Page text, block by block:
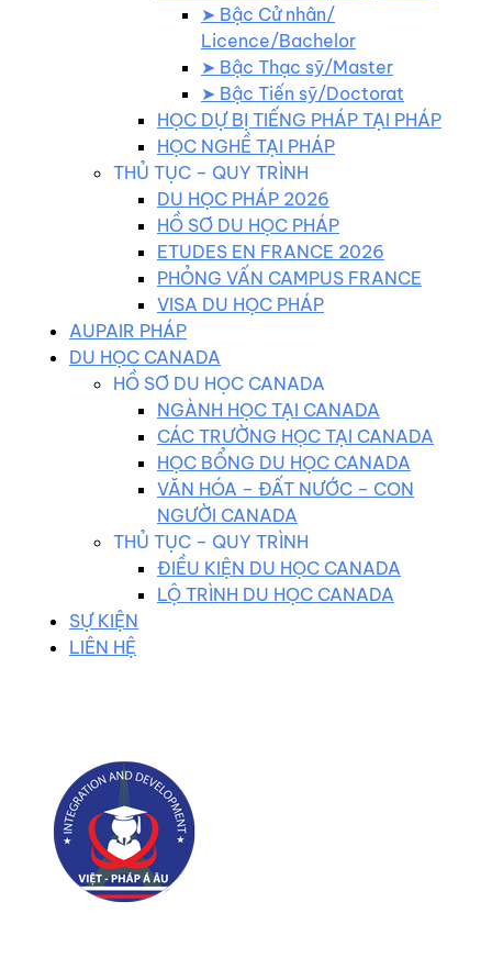
➤ Bậc Cử nhân/
Licence/Bachelor
➤ Bậc Thạc sỹ/Master
➤ Bậc Tiến sỹ/Doctorat
HỌC DỰ BỊ TIẾNG PHÁP TẠI PHÁP
HỌC NGHỀ TẠI PHÁP
THỦ TỤC – QUY TRÌNH
DU HỌC PHÁP 2026
HỒ SƠ DU HỌC PHÁP
ETUDES EN FRANCE 2026
PHỎNG VẤN CAMPUS FRANCE
VISA DU HỌC PHÁP
AUPAIR PHÁP
DU HỌC CANADA
HỒ SƠ DU HỌC CANADA
NGÀNH HỌC TẠI CANADA
CÁC TRƯỜNG HỌC TẠI CANADA
HỌC BỔNG DU HỌC CANADA
VĂN HÓA – ĐẤT NƯỚC – CON
NGƯỜI CANADA
THỦ TỤC – QUY TRÌNH
ĐIỀU KIỆN DU HỌC CANADA
LỘ TRÌNH DU HỌC CANADA
SỰ KIỆN
LIÊN HỆ